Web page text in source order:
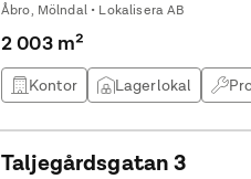
Åbro, Mölndal • Lokalisera AB
2 003 m²
Kontor Lagerlokal
Taljegårdsgatan 3